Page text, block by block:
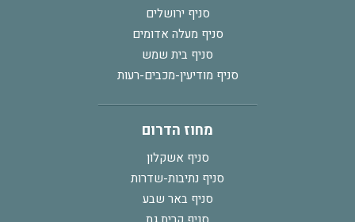
סניף ירושלים
סניף מעלה אדומים
סניף בית שמש
סניף מודיעין-מכבים-רעות
מחוז הדרום
סניף אשקלון
סניף נתיבות-שדרות
סניף באר שבע